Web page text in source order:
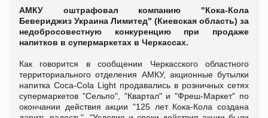
АМКУ оштрафовал компанию "Кока-Кола
Бевериджиз Украина Лимитед" (Киевская область) за
недобросовестную конкуренцию при продаже
напитков в супермаркетах в Черкассах.
Как говорится в сообщении Черкасского областного
территориального отделения АМКУ, акционные бутылки
напитка Сoca-Сola Light продавались в розничных сетях
супермаркетов "Сельпо", "Квартал" и "Фреш-Маркет" по
окончании действия акции "125 лет Кока-Кола создана